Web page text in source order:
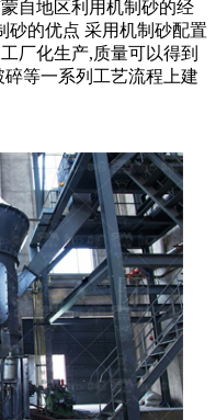
自地区利用机制砂的经
砂的优点 采用机制砂配置
厂化生产,质量可以得到
等一系列工艺流程上建